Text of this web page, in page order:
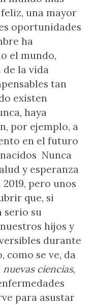
una mayor
oportunidades
ha
el mundo,
de la vida
tan
existen
haya
por ejemplo, a
en el futuro
Nunca
y esperanza
pero unos
que, si
serio su
hijos y
durante
como se ve, da
nuevas ciencias,
para asustar